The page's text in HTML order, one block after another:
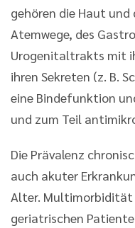
gehören die Haut
Atemwege, des
Urogenitaltrakts mit
ihren Sekreten (z. B.
eine Bindefunktion
und zum Teil
Die Prävalenz
auch akuter
Alter. Multimorbidität
geriatrischen